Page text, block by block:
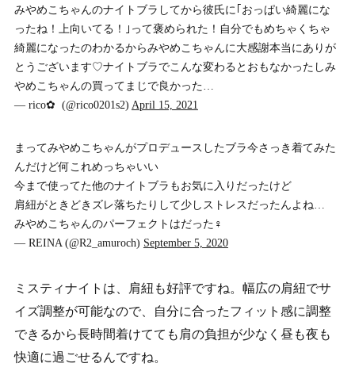
みやめこちゃんのナイトブラしてから彼氏に｢おっぱい綺麗にな
ったね！上向いてる！｣って褒められた！自分でもめちゃくちゃ
綺麗になったのわかるからみやめこちゃんに大感謝本当にありが
とうございます♡ナイトブラでこんな変わるとおもなかったしみ
やめこちゃんの買ってまじで良かった…
— rico‎✿ ‎ (@rico0201s2) April 15, 2021
まってみやめこちゃんがプロデュースしたブラ今さっき着てみた
んだけど何これめっちゃいい
今まで使ってた他のナイトブラもお気に入りだったけど
肩紐がときどきズレ落ちたりして少しストレスだったんよね…
みやめこちゃんのパーフェクトはだった‍♀️
— REINA (@R2_amuroch) September 5, 2020
ミスティナイトは、肩紐も好評ですね。幅広の肩紐でサ
イズ調整が可能なので、自分に合ったフィット感に調整
できるから長時間着けてても肩の負担が少なく昼も夜も
快適に過ごせるんですね。